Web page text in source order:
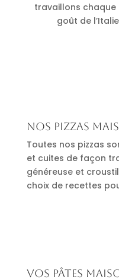
travaillons
goût de
Nos pizzas
Toutes nos pizzas
et cuites de façon
généreuse et
choix de recettes
Vos pâtes